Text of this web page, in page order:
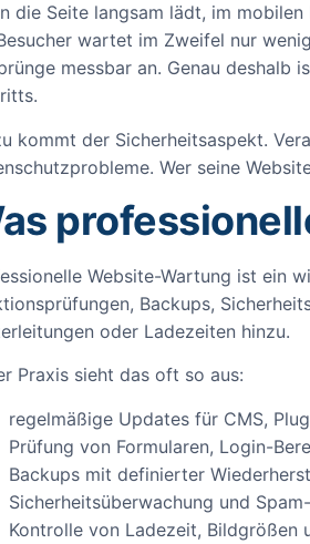
die Seite langsam lädt, im
wartet im Zweifel nur
messbar an. Genau deshalb
kommt der Sicherheitsaspekt.
Wer seine
Website-Wartung ist ein
Backups,
oder Ladezeiten hinzu.
Praxis sieht das oft so aus:
regelmäßige Updates für CMS,
Prüfung von Formularen, Login-
Backups mit definierter
Sicherheitsüberwachung und
Kontrolle von Ladezeit, Bildgrößen